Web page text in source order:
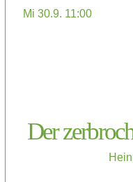
Mi 30.9. 11:00
Der